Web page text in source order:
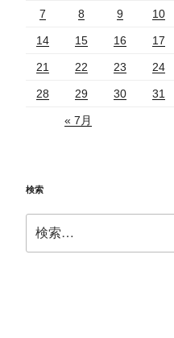
7 8 9 10
14 15 16 17
21 22 23 24
28 29 30 31
« 7月
検索
索: